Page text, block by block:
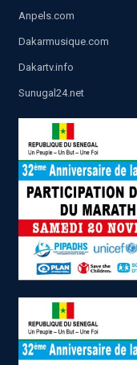
Anpels.com
Dakarmusique.com
Dakartv.info
Sunugal24.net